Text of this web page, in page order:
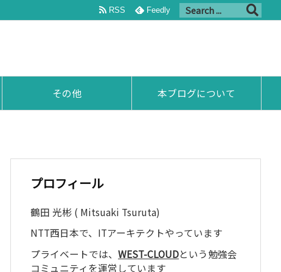
その他 本ブログについて
RSS Feedly
プロフィール
鶴田 光彬 ( Mitsuaki Tsuruta)
NTT西日本で、ITアーキテクトやっています
プライベートでは、 WEST-CLOUDという勉強会
コミュニティを運営しています